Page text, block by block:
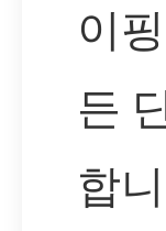
이
든
합